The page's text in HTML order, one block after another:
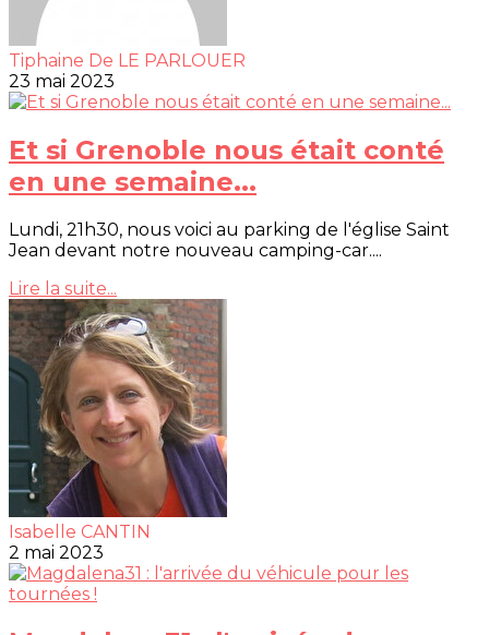
Tiphaine De LE PARLOUER
23 mai 2023
Et si Grenoble nous était conté
en une semaine...
Lundi, 21h30, nous voici au parking de l'église Saint
Jean devant notre nouveau camping-car....
Lire la suite...
Isabelle CANTIN
2 mai 2023